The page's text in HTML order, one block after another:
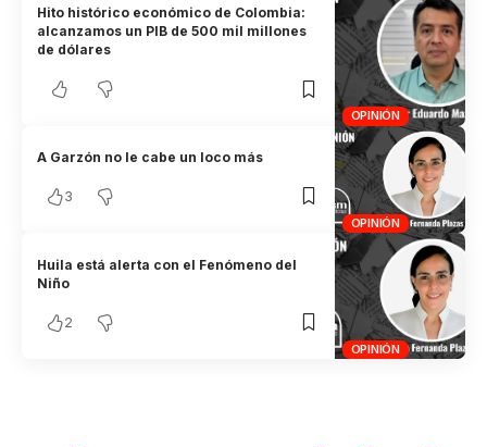
OPINIÓN
Hito histórico económico de Colombia:
alcanzamos un PIB de 500 mil millones
de dólares
OPINIÓN
A Garzón no le cabe un loco más
3
OPINIÓN
Huila está alerta con el Fenómeno del
Niño
2